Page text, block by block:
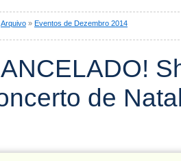
Arquivo » Eventos de Dezembro 2014
de